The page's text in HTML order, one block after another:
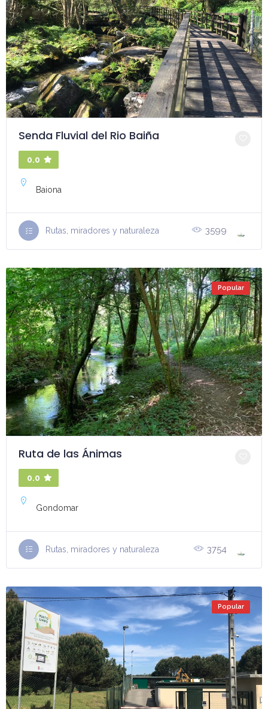
Senda Fluvial del Rio Baiña
0.0
Baiona
Rutas, miradores y naturaleza 3599
Popular
Ruta de las Ánimas
0.0
Gondomar
Rutas, miradores y naturaleza 3754
Popular